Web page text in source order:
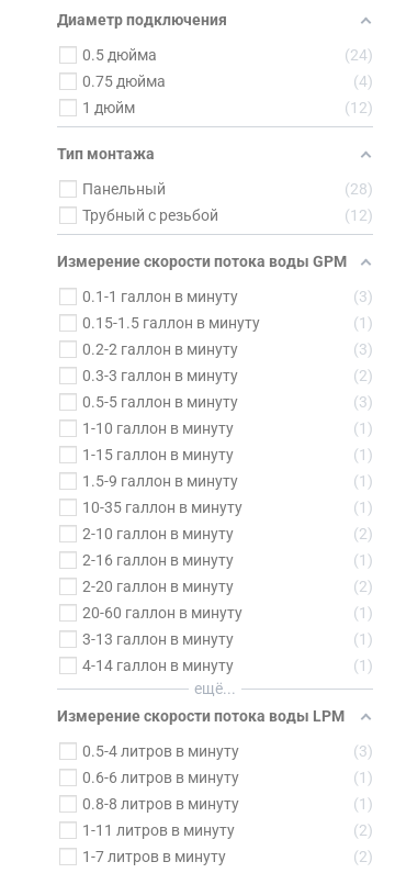
Диаметр подключения
0.5 дюйма
24
0.75 дюйма
4
1 дюйм
12
Тип монтажа
Панельный
28
Трубный с резьбой
12
Измерение скорости потока воды GPM
0.1-1 галлон в минуту
3
0.15-1.5 галлон в минуту
1
0.2-2 галлон в минуту
3
0.3-3 галлон в минуту
2
0.5-5 галлон в минуту
3
1-10 галлон в минуту
1
1-15 галлон в минуту
1
1.5-9 галлон в минуту
1
10-35 галлон в минуту
1
2-10 галлон в минуту
2
2-16 галлон в минуту
1
2-20 галлон в минуту
2
20-60 галлон в минуту
1
3-13 галлон в минуту
1
4-14 галлон в минуту
1
ещё...
Измерение скорости потока воды LPM
0.5-4 литров в минуту
3
0.6-6 литров в минуту
1
0.8-8 литров в минуту
1
1-11 литров в минуту
2
1-7 литров в минуту
2